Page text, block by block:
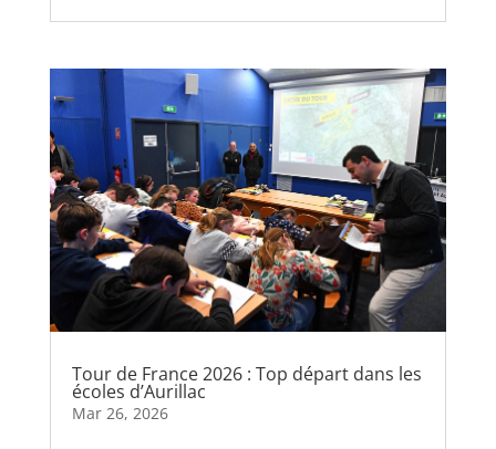
Tour de France 2026 : Top départ dans les
écoles d’Aurillac
Mar 26, 2026